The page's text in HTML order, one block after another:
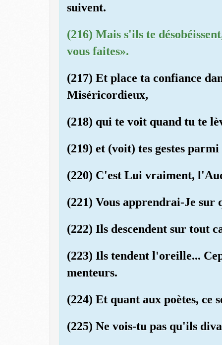
suivent.
(216) Mais s'ils te
vous faites».
(217) Et place ta confiance
Miséricordieux,
(218) qui te voit quand tu te
(219) et (voit) tes gestes
(220) C'est Lui vraiment,
(221) Vous apprendrai-Je sur
(222) Ils descendent sur tout
(223) Ils tendent l'oreille...
menteurs.
(224) Et quant aux poètes, ce
(225) Ne vois-tu pas qu'ils